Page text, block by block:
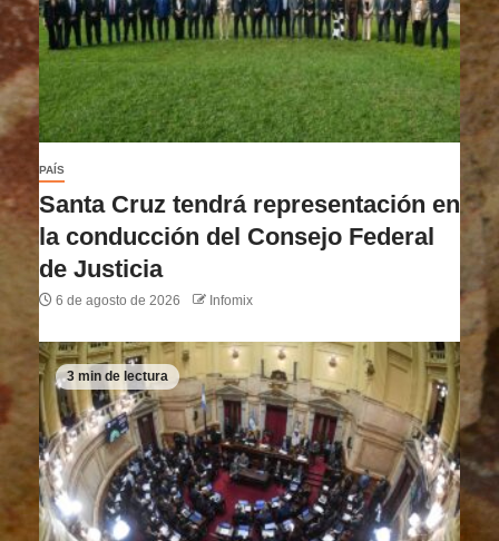
PAÍS
Santa Cruz tendrá representación en
la conducción del Consejo Federal
de Justicia
6 de agosto de 2026 Infomix
3 min de lectura